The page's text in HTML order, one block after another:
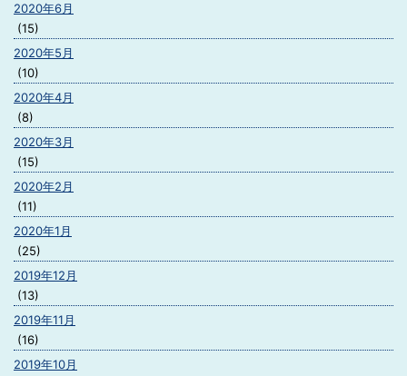
2020年6月
(15)
2020年5月
(10)
2020年4月
(8)
2020年3月
(15)
2020年2月
(11)
2020年1月
(25)
2019年12月
(13)
2019年11月
(16)
2019年10月